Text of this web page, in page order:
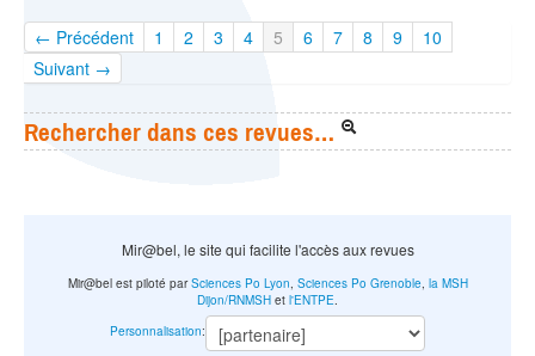
← Précédent 1 2 3 4 5 6 7 8 9
10
Suivant →
Rechercher dans ces revues…
Mir@bel, le site qui facilite l'accès aux revues
Mir@bel est piloté parSciences Po Lyon Sciences Po Grenoble, la MSH
Dijon/RNMSH et l'ENTPE
Personnalisation: